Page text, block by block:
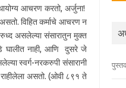
आचरण करतो, अर्जुना!
असतो. विहित कर्माचे आचरण न
असलेल्या संसारातुन मुक्त
घालीत नाही, आणि दुसरे जे
स्वर्ग-नरकरुपी संसारानी
राहीलेला असतो. (ओवी ८९१ ते